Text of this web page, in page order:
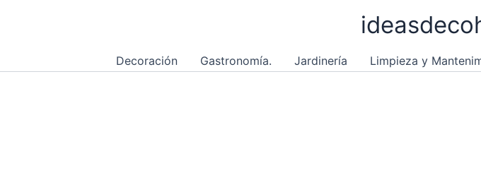
Decoración Gastronomía. Jardinería Limpieza y